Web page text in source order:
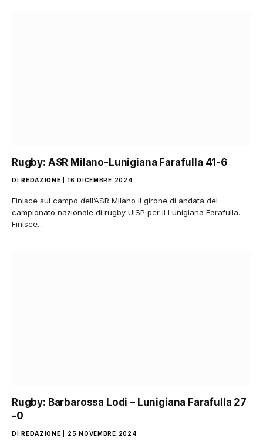
Rugby: ASR Milano-Lunigiana Farafulla 41-6
DI REDAZIONE 16 DICEMBRE 2024
Finisce sul campo dell’ASR Milano il girone di andata del
campionato nazionale di rugby UISP per il Lunigiana Farafulla.
Finisce…
Rugby: Barbarossa Lodi – Lunigiana Farafulla 27
-0
DI REDAZIONE 25 NOVEMBRE 2024